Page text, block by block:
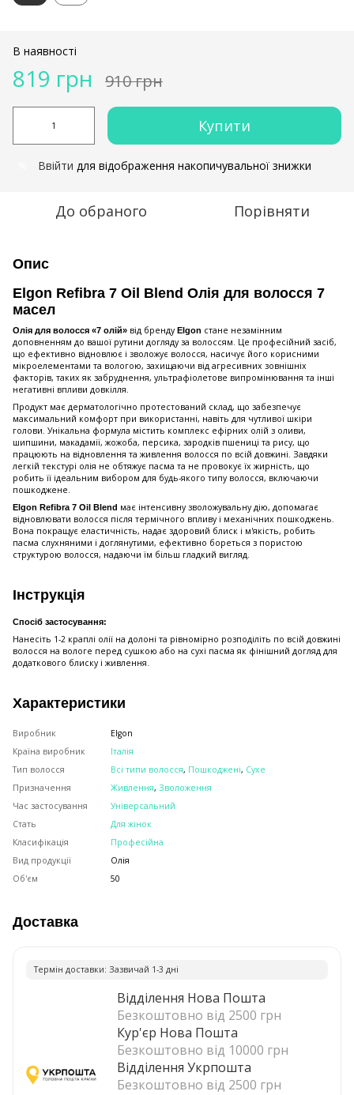
В наявності
819 грн 910 грн
Купити
Ввійти для відображення накопичувальної знижки
До обраного Порівняти
Опис
Elgon Refibra 7 Oil Blend Олія для волосся 7
масел
Олія для волосся «7 олій» від бренду Elgon стане незамінним
доповненням до вашої рутини догляду за волоссям. Це професійний засіб,
що ефективно відновлює і зволожує волосся, насичує його корисними
мікроелементами та вологою, захищаючи від агресивних зовнішніх
факторів, таких як забруднення, ультрафіолетове випромінювання та інші
негативні впливи довкілля.
Продукт має дерматологічно протестований склад, що забезпечує
максимальний комфорт при використанні, навіть для чутливої шкіри
голови. Унікальна формула містить комплекс ефірних олій з оливи,
шипшини, макадамії, жожоба, персика, зародків пшениці та рису, що
працюють на відновлення та живлення волосся по всій довжині. Завдяки
легкій текстурі олія не обтяжує пасма та не провокує їх жирність, що
робить її ідеальним вибором для будь-якого типу волосся, включаючи
пошкоджене.
Elgon Refibra 7 Oil Blend має інтенсивну зволожувальну дію, допомагає
відновлювати волосся після термічного впливу і механічних пошкоджень.
Вона покращує еластичність, надає здоровий блиск і м'якість, робить
пасма слухняними і доглянутими, ефективно бореться з пористою
структурою волосся, надаючи їм більш гладкий вигляд.
Інструкція
Спосіб застосування:
Нанесіть 1-2 краплі олії на долоні та рівномірно розподіліть по всій довжині
волосся на вологе перед сушкою або на сухі пасма як фінішний догляд для
додаткового блиску і живлення.
Характеристики
Виробник
Elgon
Країна виробник
Італія
Тип волосся
Всі типи волосся, Пошкоджені, Сухе
Призначення
Живлення, Зволоження
Час застосування
Універсальний
Стать
Для жінок
Класифікація
Професійна
Вид продукції
Олія
Об'єм
50
Доставка
Термiн доставки: Зазвичай 1-3 днi
Відділення Нова Пошта
Безкоштовно від 2500 грн
Кур'єр Нова Пошта
Безкоштовно від 10000 грн
Відділення Укрпошта
Безкоштовно від 2500 грн